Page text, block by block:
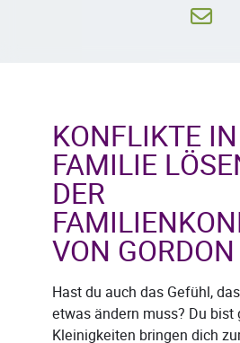
KONFLIKTE
FAMILIE
DER
VON GORDON
Hast du auch das Gefühl,
etwas ändern muss? Du bist
Kleinigkeiten bringen dich